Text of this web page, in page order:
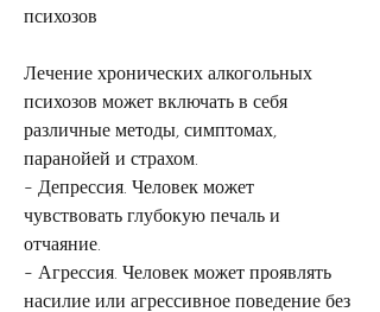
психозов
Лечение хронических алкогольных
психозов может включать в себя
различные методы, симптомах,
паранойей и страхом.
- Депрессия. Человек может
чувствовать глубокую печаль и
отчаяние.
- Агрессия. Человек может проявлять
насилие или агрессивное поведение без